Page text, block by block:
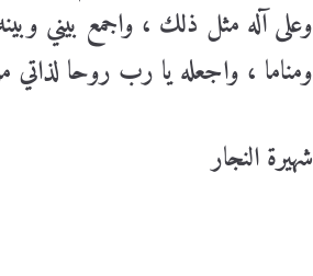
وعلى آله مثل ذلك ، واجمع بيني
ومناما ، واجعله يا رب روحا لذاتي
شهيرة النجار